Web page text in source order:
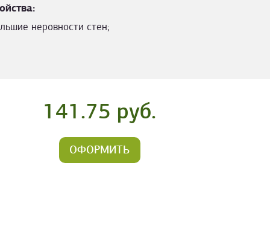
неровности стен;
141.75 руб.
ОФОРМИТЬ